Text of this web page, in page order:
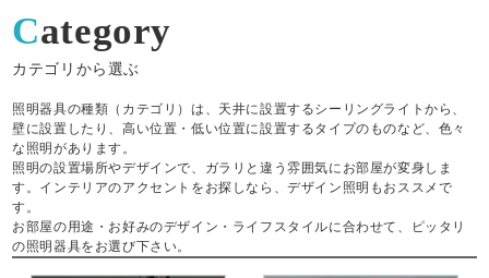
Category
カテゴリから選ぶ
照明器具の種類（カテゴリ）は、天井に設置するシーリングライトから、
壁に設置したり、高い位置・低い位置に設置するタイプのものなど、色々
な照明があります。
照明の設置場所やデザインで、ガラリと違う雰囲気にお部屋が変身しま
す。インテリアのアクセントをお探しなら、デザイン照明もおススメで
す。
お部屋の用途・お好みのデザイン・ライフスタイルに合わせて、ピッタリ
の照明器具をお選び下さい。